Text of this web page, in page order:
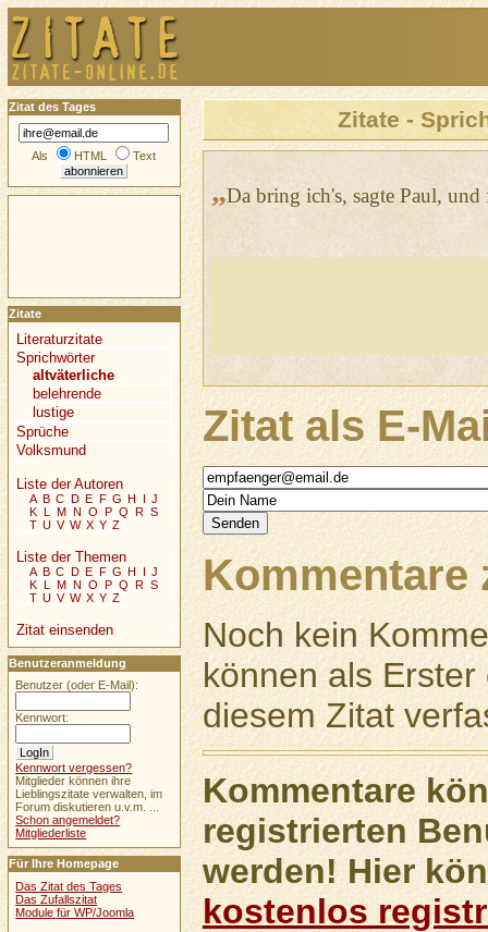
Zitate -
„Da bring ich's, sagte Paul,
Zitat als E-
Kommentare
Noch kein
können als
diesem Zitat
Kommentare
registrierten
werden! Hier
kostenlos
Zitat des Tages
Als HTML Text
Zitate
Literaturzitate
Sprichwörter
altväterliche
belehrende
lustige
Sprüche
Volksmund
Liste der Autoren
A B C D E F G H I J
K L M N O P Q R S
T U V W X Y Z
Liste der Themen
A B C D E F G H I J
K L M N O P Q R S
T U V W X Y Z
Zitat einsenden
Benutzeranmeldung
Benutzer (oder E-Mail):
Kennwort:
Kennwort vergessen?
Mitglieder können ihre
Lieblingszitate verwalten, im
Forum diskutieren u.v.m. ...
Schon angemeldet?
Mitgliederliste
Für Ihre Homepage
Das Zitat des Tages
Das Zufallszitat
Module für WP/Joomla